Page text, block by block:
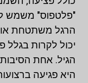
"פלטפוס" משמש
הרגל משתטחת
יכול לקרות בגלל
הגיל. אחת
היא פגיעה